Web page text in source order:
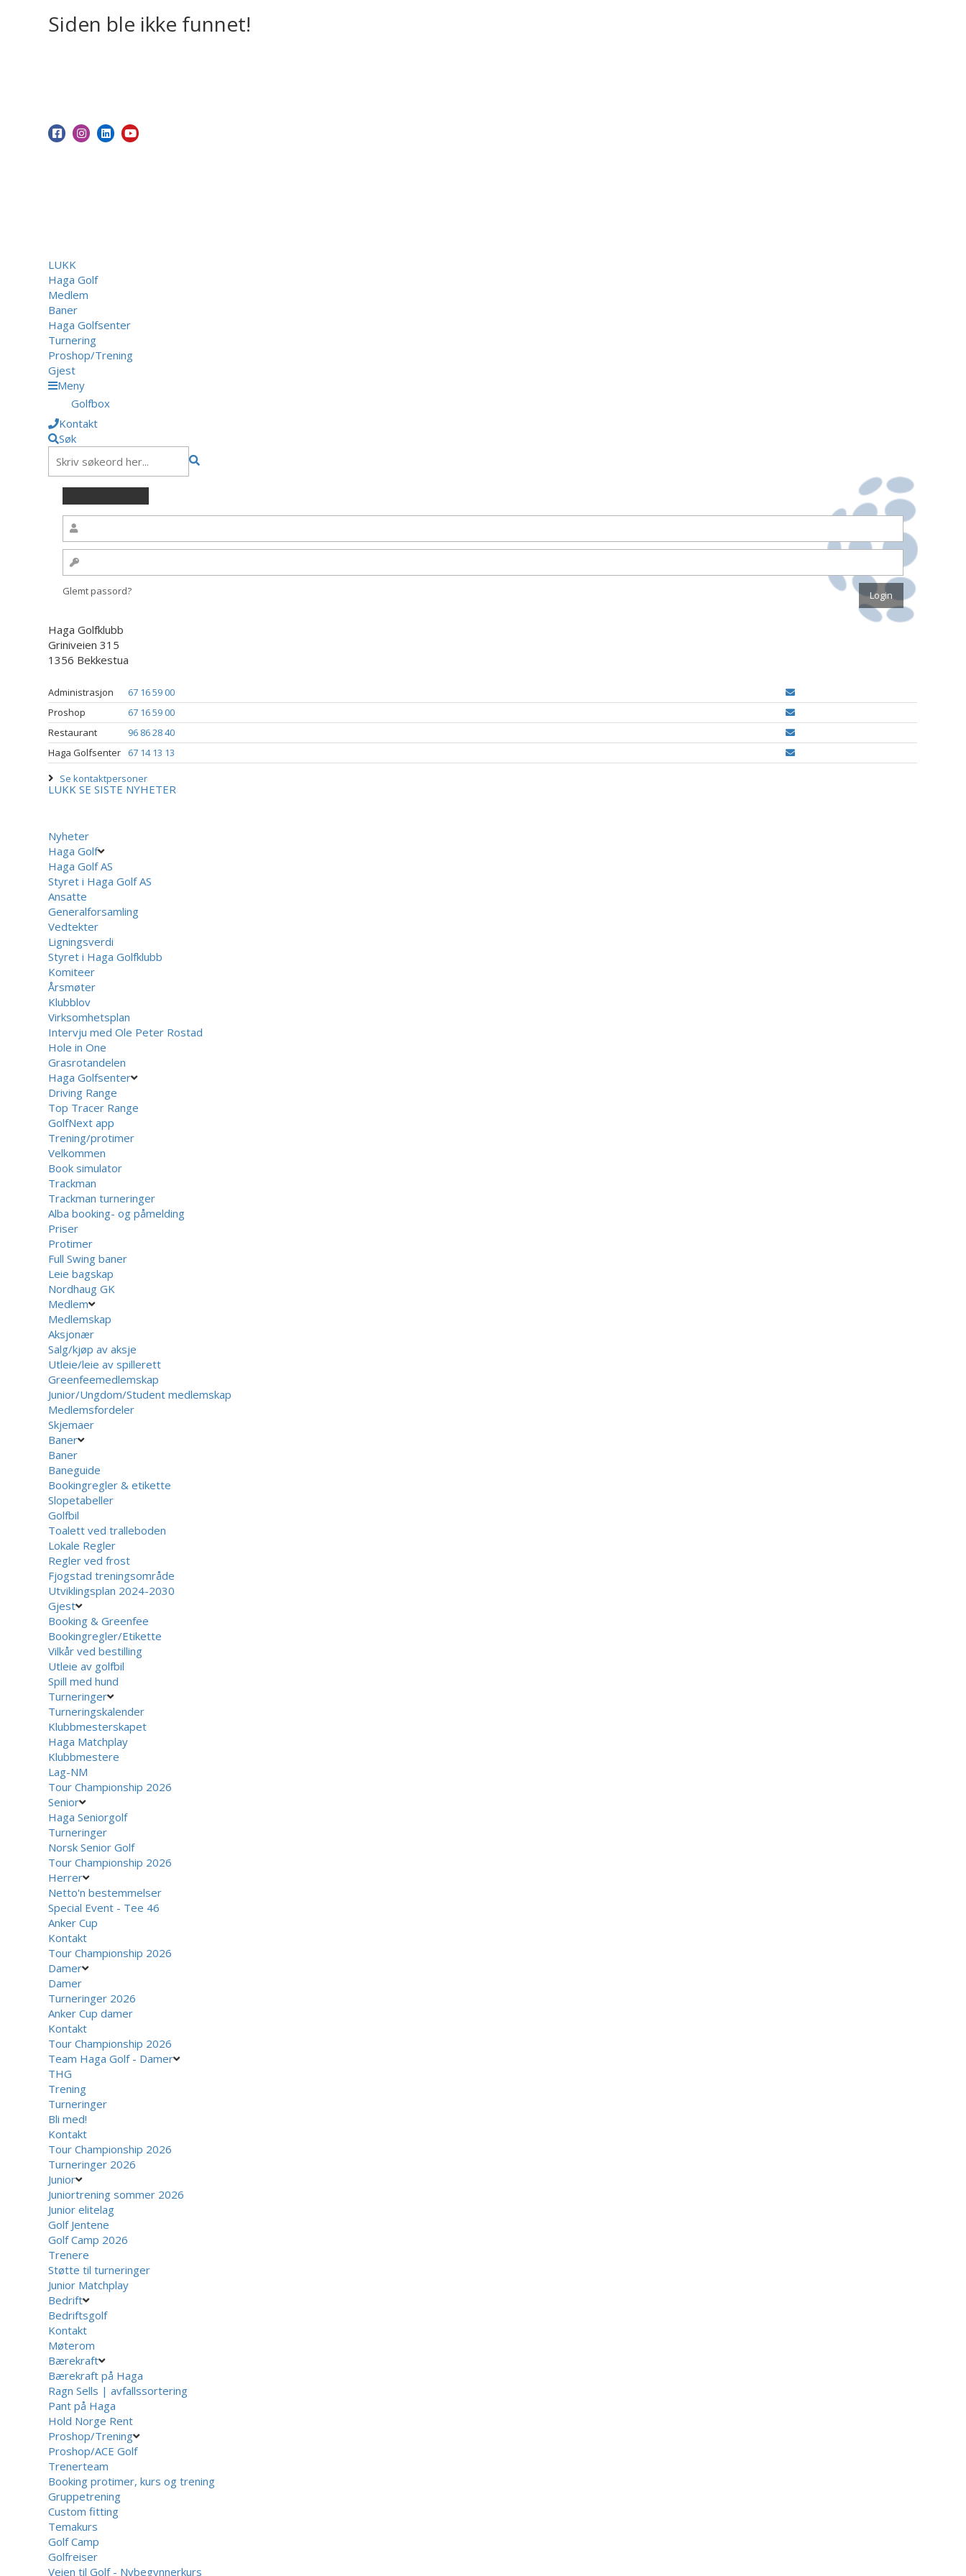
Siden ble ikke funnet!
LUKK
Haga Golf
Medlem
Baner
Haga Golfsenter
Turnering
Proshop/Trening
Gjest
Meny
Golfbox
Kontakt
Søk
Glemt passord?
Haga Golfklubb
Griniveien 315
1356 Bekkestua
Administrasjon
67 16 59 00
Proshop
67 16 59 00
Restaurant
96 86 28 40
Haga Golfsenter
67 14 13 13
Se kontaktpersoner
LUKK SE SISTE NYHETER
Nyheter
Haga Golf
Haga Golf AS
Styret i Haga Golf AS
Ansatte
Generalforsamling
Vedtekter
Ligningsverdi
Styret i Haga Golfklubb
Komiteer
Årsmøter
Klubblov
Virksomhetsplan
Intervju med Ole Peter Rostad
Hole in One
Grasrotandelen
Haga Golfsenter
Driving Range
Top Tracer Range
GolfNext app
Trening/protimer
Velkommen
Book simulator
Trackman
Trackman turneringer
Alba booking- og påmelding
Priser
Protimer
Full Swing baner
Leie bagskap
Nordhaug GK
Medlem
Medlemskap
Aksjonær
Salg/kjøp av aksje
Utleie/leie av spillerett
Greenfeemedlemskap
Junior/Ungdom/Student medlemskap
Medlemsfordeler
Skjemaer
Baner
Baner
Baneguide
Bookingregler & etikette
Slopetabeller
Golfbil
Toalett ved tralleboden
Lokale Regler
Regler ved frost
Fjogstad treningsområde
Utviklingsplan 2024-2030
Gjest
Booking & Greenfee
Bookingregler/Etikette
Vilkår ved bestilling
Utleie av golfbil
Spill med hund
Turneringer
Turneringskalender
Klubbmesterskapet
Haga Matchplay
Klubbmestere
Lag-NM
Tour Championship 2026
Senior
Haga Seniorgolf
Turneringer
Norsk Senior Golf
Tour Championship 2026
Herrer
Netto'n bestemmelser
Special Event - Tee 46
Anker Cup
Kontakt
Tour Championship 2026
Damer
Damer
Turneringer 2026
Anker Cup damer
Kontakt
Tour Championship 2026
Team Haga Golf - Damer
THG
Trening
Turneringer
Bli med!
Kontakt
Tour Championship 2026
Turneringer 2026
Junior
Juniortrening sommer 2026
Junior elitelag
Golf Jentene
Golf Camp 2026
Trenere
Støtte til turneringer
Junior Matchplay
Bedrift
Bedriftsgolf
Kontakt
Møterom
Bærekraft
Bærekraft på Haga
Ragn Sells | avfallssortering
Pant på Haga
Hold Norge Rent
Proshop/Trening
Proshop/ACE Golf
Trenerteam
Booking protimer, kurs og trening
Gruppetrening
Custom fitting
Temakurs
Golf Camp
Golfreiser
Veien til Golf - Nybegynnerkurs